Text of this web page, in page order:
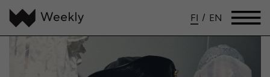
FI / EN